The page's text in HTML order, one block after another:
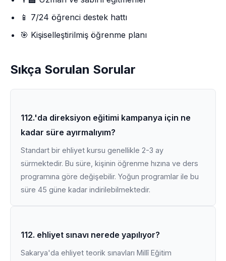
📱 7/24 öğrenci destek hattı
🎯 Kişiselleştirilmiş öğrenme planı
Sıkça Sorulan Sorular
112.'da direksiyon eğitimi kampanya için ne
kadar süre ayırmalıyım?
Standart bir ehliyet kursu genellikle 2-3 ay
sürmektedir. Bu süre, kişinin öğrenme hızına ve ders
programına göre değişebilir. Yoğun programlar ile bu
süre 45 güne kadar indirilebilmektedir.
112. ehliyet sınavı nerede yapılıyor?
Sakarya'da ehliyet teorik sınavları Millî Eğitim